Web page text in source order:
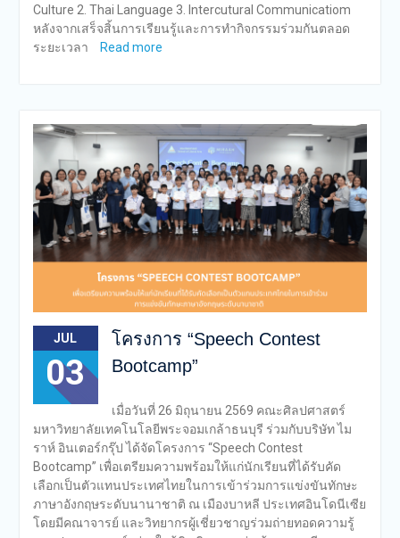
Culture 2. Thai Language 3. Intercutural Communicatiom
หลังจากเสร็จสิ้นการเรียนรู้และการทำกิจกรรมร่วมกันตลอด
ระยะเวลา
Read more
JUL
03
โครงการ “Speech Contest
Bootcamp”
เมื่อวันที่ 26 มิถุนายน 2569 คณะศิลปศาสตร์
มหาวิทยาลัยเทคโนโลยีพระจอมเกล้าธนบุรี ร่วมกับบริษัท ไม
ราห์ อินเตอร์กรุ๊ป ได้จัดโครงการ “Speech Contest
Bootcamp” เพื่อเตรียมความพร้อมให้แก่นักเรียนที่ได้รับคัด
เลือกเป็นตัวแทนประเทศไทยในการเข้าร่วมการแข่งขันทักษะ
ภาษาอังกฤษระดับนานาชาติ ณ เมืองบาหลี ประเทศอินโดนีเซีย
โดยมีคณาจารย์ และวิทยากรผู้เชี่ยวชาญร่วมถ่ายทอดความรู้